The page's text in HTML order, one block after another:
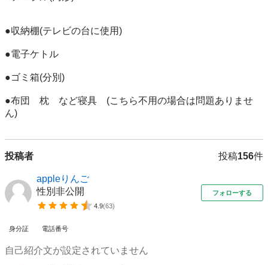
●収納棚(テレビの台に使用)
●電子ケトル
●ゴミ箱(分別)
●布団　枕　など寝具　(こちら不用の場合は問題ありませ
ん)
投稿者 投稿156件
appleりんご
性別非公開
4.9(63)
フォローする
身分証 電話番号
自己紹介文が設定されていません